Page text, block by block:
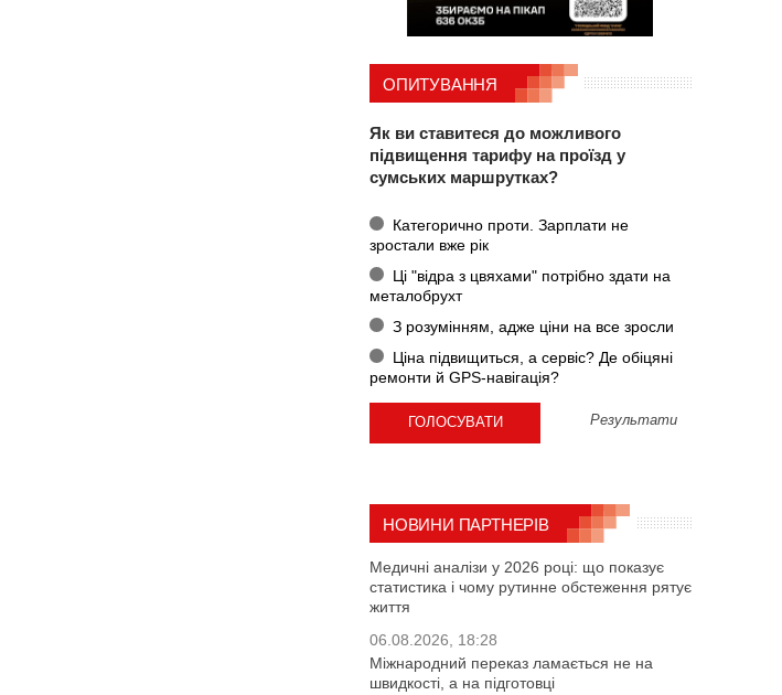
ОПИТУВАННЯ
Як ви ставитеся до можливого
підвищення тарифу на проїзд у
сумських маршрутках?
Категорично проти. Зарплати не
зростали вже рік
Ці "відра з цвяхами" потрібно здати на
металобрухт
З розумінням, адже ціни на все зросли
Ціна підвищиться, а сервіс? Де обіцяні
ремонти й GPS-навігація?
Результати
НОВИНИ ПАРТНЕРІВ
Медичні аналізи у 2026 році: що показує
статистика і чому рутинне обстеження рятує
життя
06.08.2026, 18:28
Міжнародний переказ ламається не на
швидкості, а на підготовці